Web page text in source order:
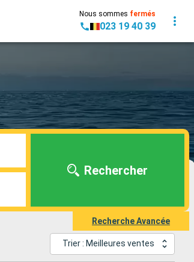
Nous sommes fermés
023 19 40 39
Rechercher
Recherche Avancée
Trier : Meilleures ventes